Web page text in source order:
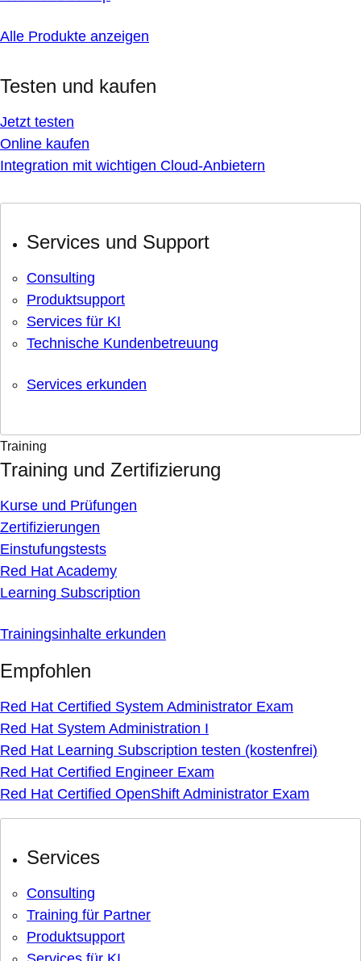
Alle Produkte anzeigen
Testen und kaufen
Jetzt testen
Online kaufen
Integration mit wichtigen Cloud-Anbietern
Services und Support
Consulting
Produktsupport
Services für KI
Technische Kundenbetreuung
Services erkunden
Training
Training und Zertifizierung
Kurse und Prüfungen
Zertifizierungen
Einstufungstests
Red Hat Academy
Learning Subscription
Trainingsinhalte erkunden
Empfohlen
Red Hat Certified System Administrator Exam
Red Hat System Administration I
Red Hat Learning Subscription testen (kostenfrei)
Red Hat Certified Engineer Exam
Red Hat Certified OpenShift Administrator Exam
Services
Consulting
Training für Partner
Produktsupport